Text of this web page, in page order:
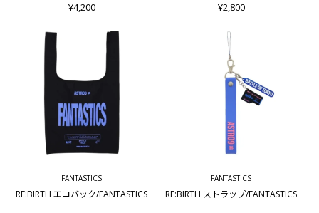
¥4,200 ¥2,800
FANTASTICS
RE:BIRTH エコバック/FANTASTICS
FANTASTICS
RE:BIRTH ストラップ/FANTASTICS